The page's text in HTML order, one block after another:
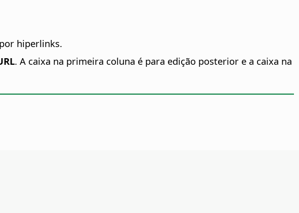
hiperlinks.
. A caixa na primeira coluna é para edição posterior e a caixa na